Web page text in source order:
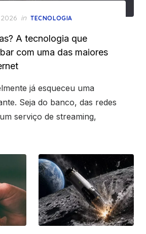
in TECNOLOGIA
A tecnologia que
com uma das maiores
já esqueceu uma
Seja do banco, das redes
serviço de streaming,